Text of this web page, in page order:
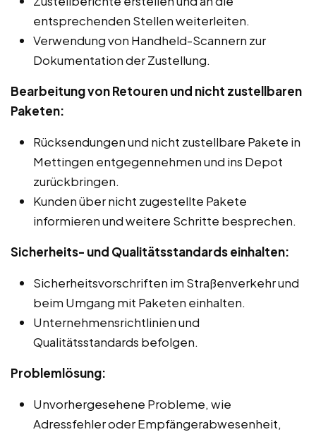
entsprechenden Stellen weiterleiten.
Verwendung von Handheld-Scannern zur
Dokumentation der Zustellung.
Bearbeitung von Retouren und nicht zustellbaren
Paketen:
Rücksendungen und nicht zustellbare Pakete in
Mettingen entgegennehmen und ins Depot
zurückbringen.
Kunden über nicht zugestellte Pakete
informieren und weitere Schritte besprechen.
Sicherheits- und Qualitätsstandards einhalten:
Sicherheitsvorschriften im Straßenverkehr und
beim Umgang mit Paketen einhalten.
Unternehmensrichtlinien und
Qualitätsstandards befolgen.
Problemlösung:
Unvorhergesehene Probleme, wie
Adressfehler oder Empfängerabwesenheit,